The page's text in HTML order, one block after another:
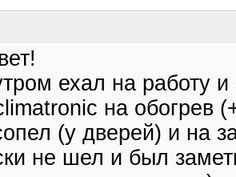
ехал на работу
на обогрев
(у дверей) и на
не шел и был